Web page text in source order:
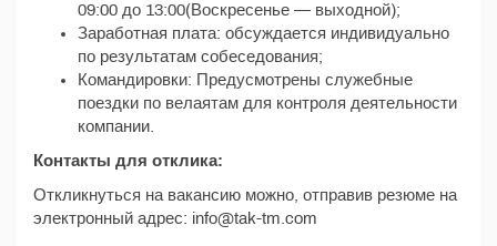
09:00 до 13:00(Воскресенье — выходной);
Заработная плата: обсуждается индивидуально
по результатам собеседования;
Командировки: Предусмотрены служебные
поездки по велаятам для контроля деятельности
компании.
Контакты для отклика:
Откликнуться на вакансию можно, отправив резюме на
электронный адрес: info@tak-tm.com